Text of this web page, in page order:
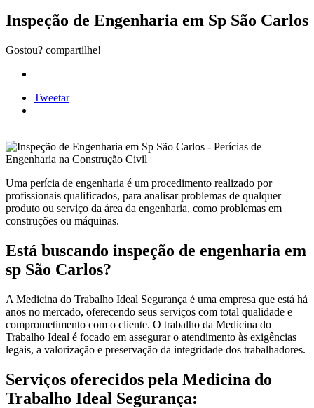
Inspeção de Engenharia em Sp São Carlos
Gostou? compartilhe!
Tweetar
Uma perícia de engenharia é um procedimento realizado por
profissionais qualificados, para analisar problemas de qualquer
produto ou serviço da área da engenharia, como problemas em
construções ou máquinas.
Está buscando inspeção de engenharia em
sp São Carlos?
A Medicina do Trabalho Ideal Segurança é uma empresa que está há
anos no mercado, oferecendo seus serviços com total qualidade e
comprometimento com o cliente. O trabalho da Medicina do
Trabalho Ideal é focado em assegurar o atendimento às exigências
legais, a valorização e preservação da integridade dos trabalhadores.
Serviços oferecidos pela Medicina do
Trabalho Ideal Segurança: